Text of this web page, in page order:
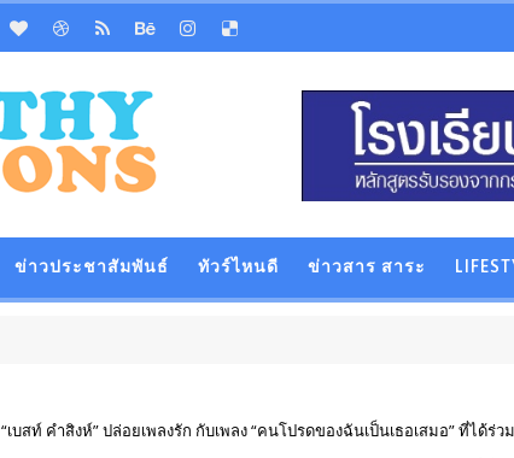
ข่าวประชาสัมพันธ์ ทัวร์ไหนดี ข่าวสาร สาระ
“เบสท์ คำสิงห์” ปล่อยเพลงรัก กับเพลง “คนโปรดของฉันเป็นเธอเสมอ” ที่ได้ร่